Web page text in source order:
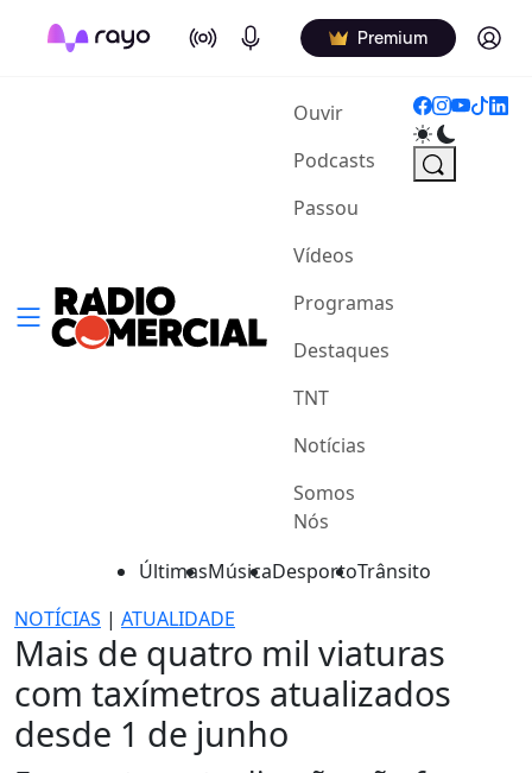
On Air Podcasts Premium Log in
Ouvir(current)
Podcasts
Passou
Vídeos
Programas
Destaques
TNT
Notícias
Somos
Nós
ÚltimasMúsicaDesportoTrânsito
NOTÍCIAS | ATUALIDADE
Mais de quatro mil viaturas
com taxímetros atualizados
desde 1 de junho